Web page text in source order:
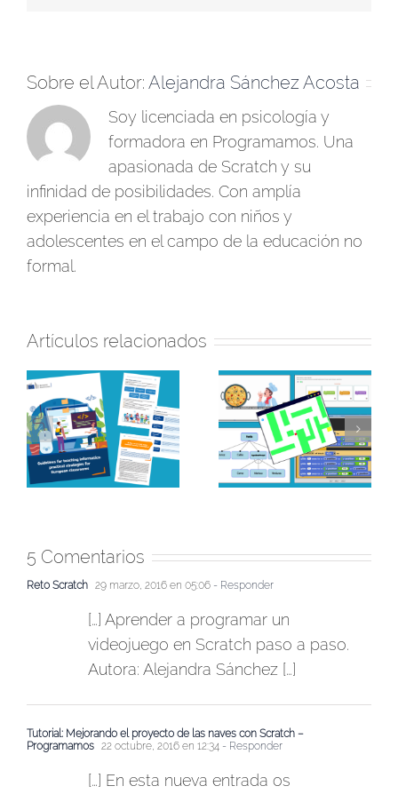
Sobre el Autor: Alejandra Sánchez Acosta
Soy licenciada en psicología y
formadora en Programamos. Una
apasionada de Scratch y su
infinidad de posibilidades. Con amplía
experiencia en el trabajo con niños y
adolescentes en el campo de la educación no
formal.
Artículos relacionados
REA para trabajar la
variabilidad en el aula:
una nueva dimensión
del pensamiento
computacional
¡Hamelin 77 llega a
Aula Corto! Ideas y
recursos para
acompañar el
visionado de la
película y trabajar la IA
5 Comentarios
Reto Scratch 29 marzo, 2016 en 05:06 - Responder
[…] Aprender a programar un
videojuego en Scratch paso a paso.
Autora: Alejandra Sánchez […]
Tutorial: Mejorando el proyecto de las naves con Scratch –
Programamos 22 octubre, 2016 en 12:34 - Responder
[…] En esta nueva entrada os